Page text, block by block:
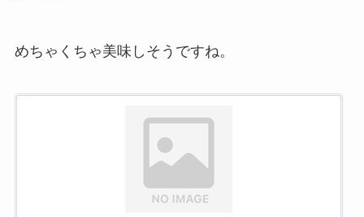
めちゃくちゃ美味しそうですね。